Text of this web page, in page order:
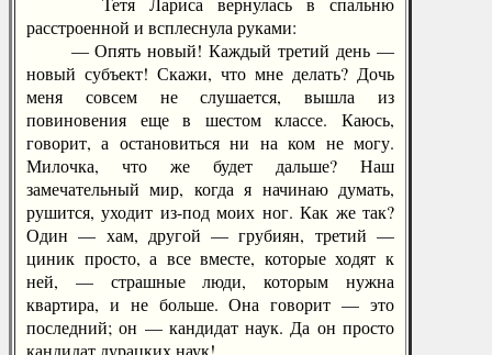
расстроенной и всплеснула руками:
— Опять новый! Каждый третий день —
новый субъект! Скажи, что мне делать? Дочь
меня совсем не слушается, вышла из
повиновения еще в шестом классе. Каюсь,
говорит, а остановиться ни на ком не могу.
Милочка, что же будет дальше? Наш
замечательный мир, когда я начинаю думать,
рушится, уходит из-под моих ног. Как же так?
Один — хам, другой — грубиян, третий —
циник просто, а все вместе, которые ходят к
ней, — страшные люди, которым нужна
квартира, и не больше. Она говорит — это
последний; он — кандидат наук. Да он просто
кандидат дурацких наук!